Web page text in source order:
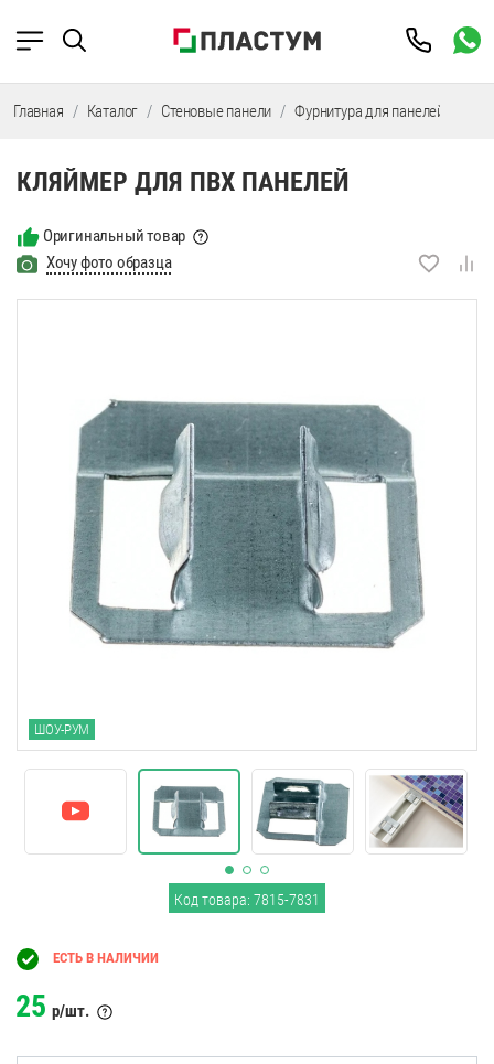
Главная Каталог Стеновые панели Фурнитура для панелей
КЛЯЙМЕР ДЛЯ ПВХ ПАНЕЛЕЙ
Оригинальный товар
Хочу фото образца
ШОУ-РУМ
Код товара: 7815-7831
ЕСТЬ В НАЛИЧИИ
25 р/шт.